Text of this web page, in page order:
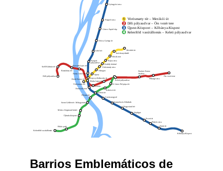
Barrios Emblemáticos de